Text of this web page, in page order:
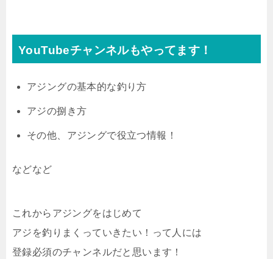
YouTubeチャンネルもやってます！
アジングの基本的な釣り方
アジの捌き方
その他、アジングで役立つ情報！
などなど
これからアジングをはじめて
アジを釣りまくっていきたい！って人には
登録必須のチャンネルだと思います！